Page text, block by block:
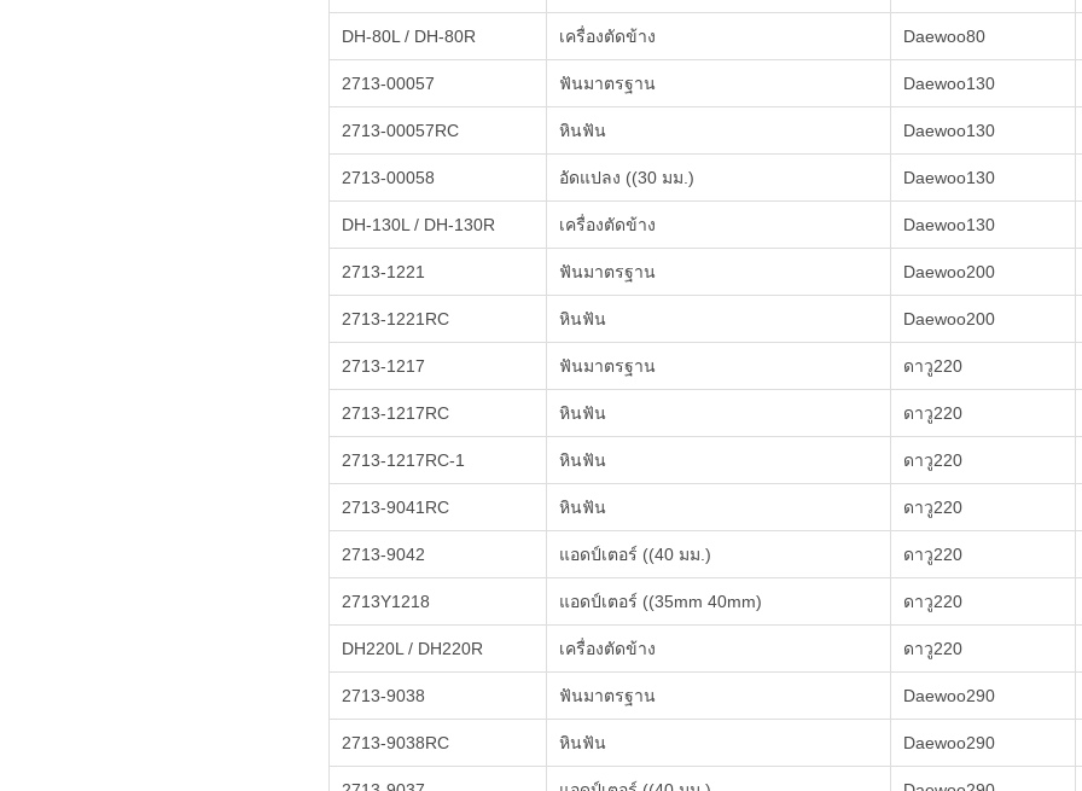
DH-80L / DH-80R เครื่องตัดข้าง Daewoo80
2713-00057 ฟันมาตรฐาน Daewoo130
2713-00057RC หินฟัน Daewoo130
2713-00058 อัดแปลง ((30 มม.) Daewoo130
DH-130L / DH-130R เครื่องตัดข้าง Daewoo130
2713-1221 ฟันมาตรฐาน Daewoo200
2713-1221RC หินฟัน Daewoo200
2713-1217 ฟันมาตรฐาน ดาวู220
2713-1217RC หินฟัน ดาวู220
2713-1217RC-1 หินฟัน ดาวู220
2713-9041RC หินฟัน ดาวู220
2713-9042 แอดป์เตอร์ ((40 มม.) ดาวู220
2713Y1218 แอดป์เตอร์ ((35mm 40mm) ดาวู220
DH220L / DH220R เครื่องตัดข้าง ดาวู220
2713-9038 ฟันมาตรฐาน Daewoo290
2713-9038RC หินฟัน Daewoo290